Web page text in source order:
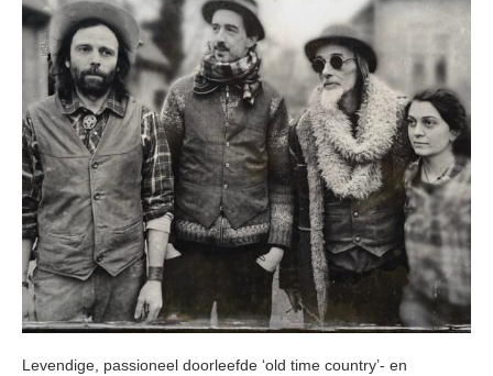
Levendige, passioneel doorleefde ‘old time country’- en